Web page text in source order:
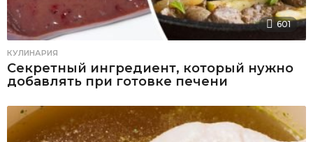
601
КУЛИНАРИЯ
Секретный ингредиент, который нужно
добавлять при готовке печени